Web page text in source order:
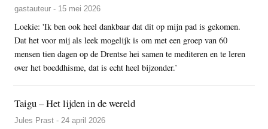
gastauteur - 15 mei 2026
Loekie: 'Ik ben ook heel dankbaar dat dit op mijn pad is gekomen.
Dat het voor mij als leek mogelijk is om met een groep van 60
mensen tien dagen op de Drentse hei samen te mediteren en te leren
over het boeddhisme, dat is echt heel bijzonder.’
Taigu – Het lijden in de wereld
Jules Prast - 24 april 2026